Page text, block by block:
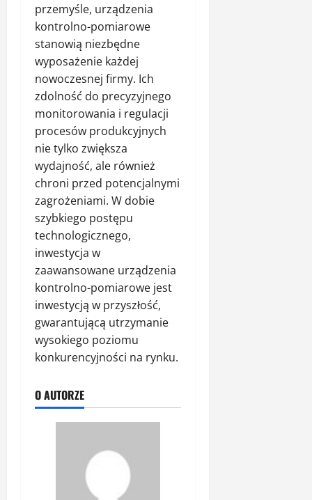
przemyśle, urządzenia
kontrolno-pomiarowe
stanowią niezbędne
wyposażenie każdej
nowoczesnej firmy. Ich
zdolność do precyzyjnego
monitorowania i regulacji
procesów produkcyjnych
nie tylko zwiększa
wydajność, ale również
chroni przed potencjalnymi
zagrożeniami. W dobie
szybkiego postępu
technologicznego,
inwestycja w
zaawansowane urządzenia
kontrolno-pomiarowe jest
inwestycją w przyszłość,
gwarantującą utrzymanie
wysokiego poziomu
konkurencyjności na rynku.
O AUTORZE